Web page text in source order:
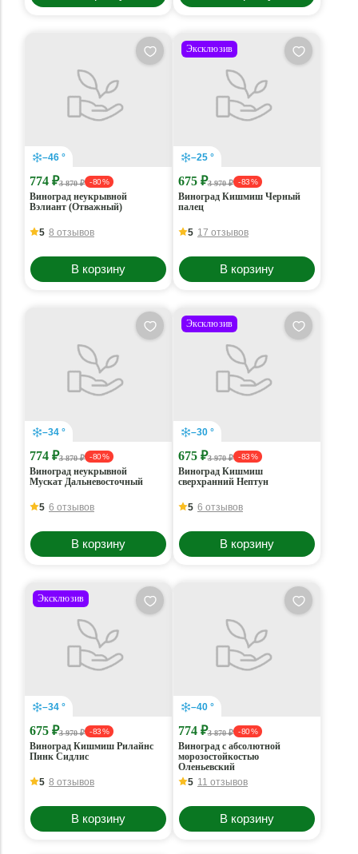
–46 °
774 ₽3 870 ₽ - 80 %
Виноград неукрывной
Вэлиант (Отважный)
5 8 отзывов
В корзину
Эксклюзив
–25 °
675 ₽3 970 ₽ - 83 %
Виноград Кишмиш Черный
палец
5 17 отзывов
В корзину
–34 °
774 ₽3 870 ₽ - 80 %
Виноград неукрывной
Мускат Дальневосточный
5 6 отзывов
В корзину
Эксклюзив
–30 °
675 ₽3 970 ₽ - 83 %
Виноград Кишмиш
сверхранний Нептун
5 6 отзывов
В корзину
Эксклюзив
–34 °
675 ₽3 970 ₽ - 83 %
Виноград Кишмиш Рилайнс
Пинк Сидлис
5 8 отзывов
В корзину
–40 °
774 ₽3 870 ₽ - 80 %
Виноград с абсолютной
морозостойкостью
Оленьевский
5 11 отзывов
В корзину